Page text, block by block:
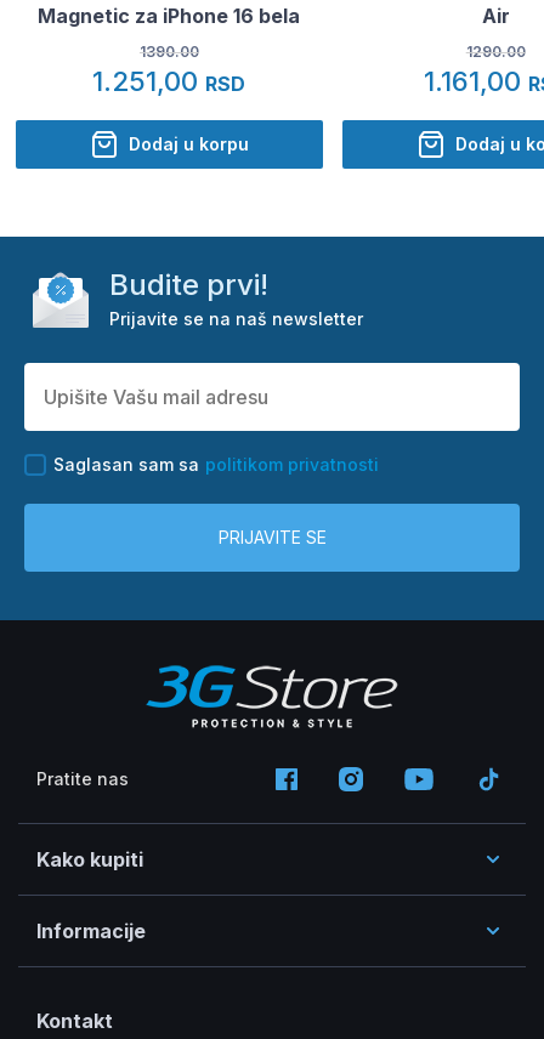
Magnetic za iPhone 16 bela
1390.00
1.251,00 RSD
Dodaj u korpu
Air
1290.00
1.161,00
Dodaj u
Budite prvi!
Prijavite se na naš newsletter
Saglasan sam sa politikom privatnosti
PRIJAVITE SE
Pratite nas
Kako kupiti
Informacije
Kontakt